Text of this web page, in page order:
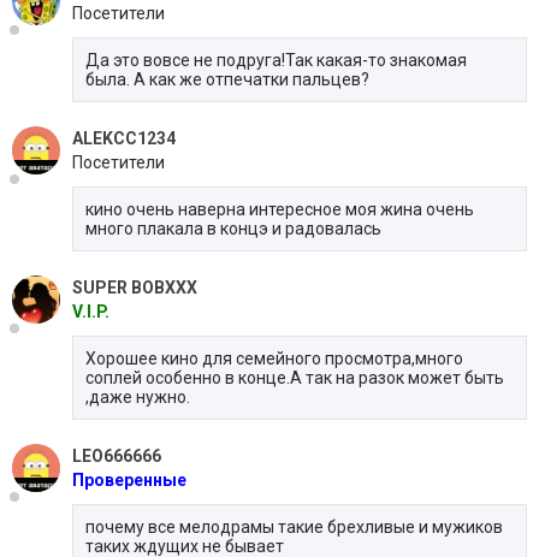
Посетители
Да это вовсе не подруга!Так какая-то знакомая
была. А как же отпечатки пальцев?
ALEKCC1234
Посетители
кино очень наверна интересное моя жина очень
много плакала в концэ и радовалась
SUPER BOBXXX
V.I.P.
Хорошее кино для семейного просмотра,много
соплей особенно в конце.А так на разок может быть
,даже нужно.
LEO666666
Проверенные
почему все мелодрамы такие брехливые и мужиков
таких ждущих не бывает